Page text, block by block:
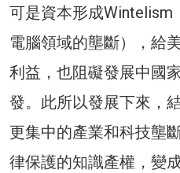
可是資本形成Wintelism
電腦領域的壟斷），給
利益，也阻礙發展中國
發。此所以發展下來，
更集中的產業和科技壟
律保護的知識產權，變